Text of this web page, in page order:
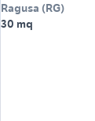
Ragusa (RG)
30 mq